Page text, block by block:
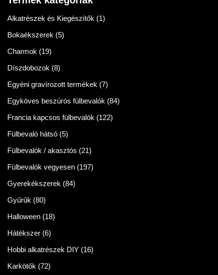
Alkatrészek és Kiegészítők (1)
Bokaékszerek (5)
Charmok (19)
Díszdobozok (8)
Egyéni gravírozott termékek (7)
Egyköves beszúrós fülbevalók (84)
Francia kapcsos fülbevalók (122)
Fülbevaló hátsó (5)
Fülbevalók / akasztós (21)
Fülbevalók vegyesen (197)
Gyerekékszerek (84)
Gyűrűk (80)
Halloween (18)
Hátékszer (6)
Hobbi alkatrészek DIY (16)
Karkötők (72)